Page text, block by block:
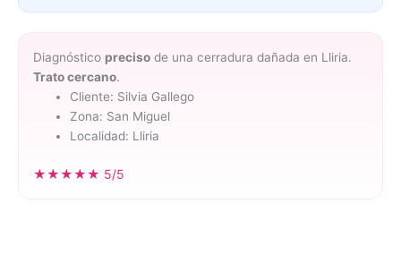
Diagnóstico preciso de una cerradura dañada en Lliria.
Trato cercano.
Cliente: Silvia Gallego
Zona: San Miguel
Localidad: Lliria
★★★★★ 5/5